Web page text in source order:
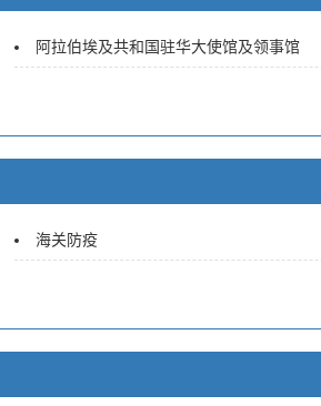
阿拉伯埃及共和国驻华大使馆及领事馆
海关防疫